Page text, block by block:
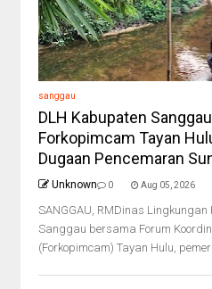
sanggau
DLH Kabupaten
Forkopimcam Tayan
Dugaan Pencemaran
Unknown 0 Aug 05, 2026
SANGGAU, RMDinas
Sanggau bersama Forum
(Forkopimcam) Tayan Hulu,